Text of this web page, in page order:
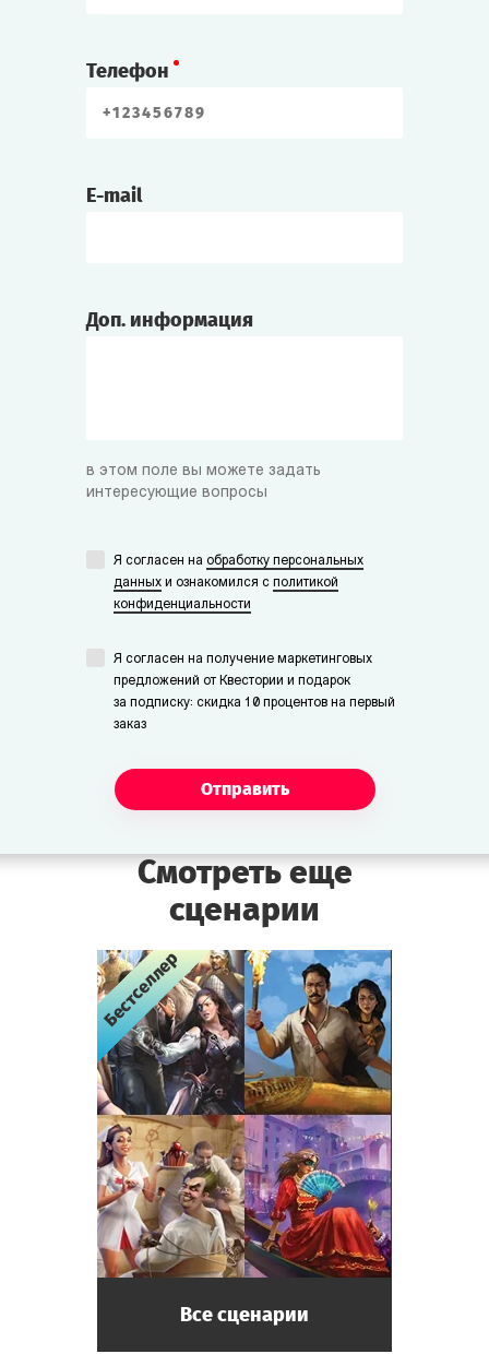
Телефон
E-mail
Доп. информация
в этом поле вы можете задать
интересующие вопросы
Я согласен на обработку персональных
данных и ознакомился с политикой
конфиденциальности
Я согласен на получение маркетинговых
предложений от Квестории и подарок
за подписку: скидка 10 процентов на первый
заказ
Отправить
Смотреть еще
сценарии
Все сценарии
Бестселлер
Бестселлер
Бестселлер
Бестселлер